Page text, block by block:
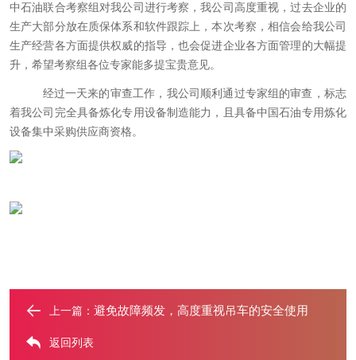
中石油联合考察组对我公司进行考察，我公司高度重视，过去企业的
生产大部分放在质保体系和软件跟踪上，本次考察，相信会给我公司
生产经营各方面提供权威的指导，也会促进企业各方面管理的大幅提
升，希望考察组各位专家能多提宝贵意见。
经过一天来的审查工作，我公司顺利通过专家组的审查，标志
着我公司完全具备炼化专用设备制造能力，且具备中国石油专用炼化
设备集中采购供应商资格。
上一篇： 避免故障频发，高度重视吊车的安全使用
返回列表